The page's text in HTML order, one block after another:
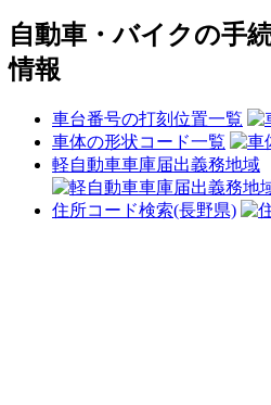
自動車・バイクの手
情報
車台番号の打刻位置一覧
車体の形状コード一覧
軽自動車車庫届出義務地域
住所コード検索(長野県)